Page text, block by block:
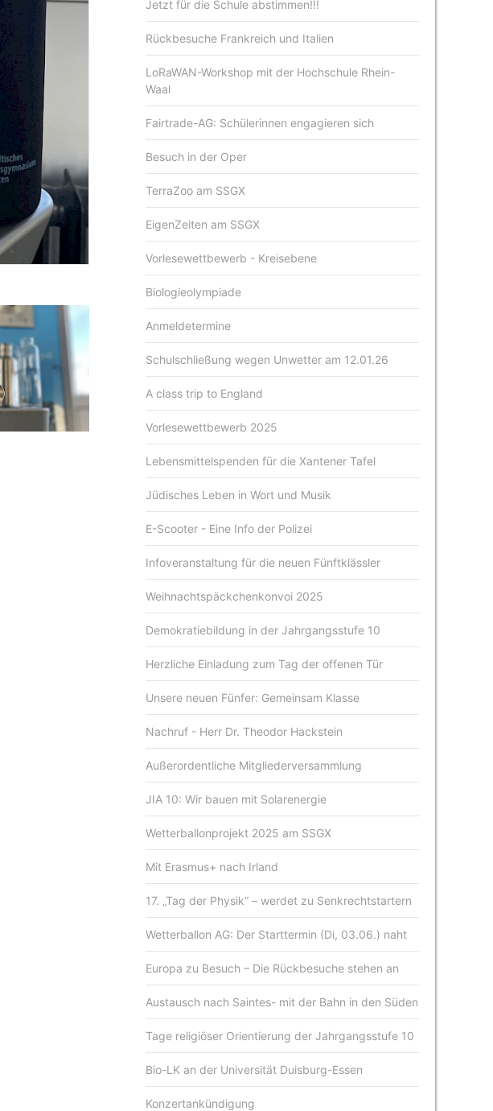
Jetzt für die Schule abstimmen!!!
Rückbesuche Frankreich und Italien
LoRaWAN-Workshop mit der Hochschule Rhein-
Waal
Fairtrade-AG: Schülerinnen engagieren sich
Besuch in der Oper
TerraZoo am SSGX
EigenZeiten am SSGX
Vorlesewettbewerb - Kreisebene
Biologieolympiade
Anmeldetermine
Schulschließung wegen Unwetter am 12.01.26
A class trip to England
Vorlesewettbewerb 2025
Lebensmittelspenden für die Xantener Tafel
Jüdisches Leben in Wort und Musik
E-Scooter - Eine Info der Polizei
Infoveranstaltung für die neuen Fünftklässler
Weihnachtspäckchenkonvoi 2025
Demokratiebildung in der Jahrgangsstufe 10
Herzliche Einladung zum Tag der offenen Tür
Unsere neuen Fünfer: Gemeinsam Klasse
Nachruf - Herr Dr. Theodor Hackstein
Außerordentliche Mitgliederversammlung
JIA 10: Wir bauen mit Solarenergie
Wetterballonprojekt 2025 am SSGX
Mit Erasmus+ nach Irland
17. „Tag der Physik“ – werdet zu Senkrechtstartern
Wetterballon AG: Der Starttermin (Di, 03.06.) naht
Europa zu Besuch – Die Rückbesuche stehen an
Austausch nach Saintes- mit der Bahn in den Süden
Tage religiöser Orientierung der Jahrgangsstufe 10
Bio-LK an der Universität Duisburg-Essen
Konzertankündigung